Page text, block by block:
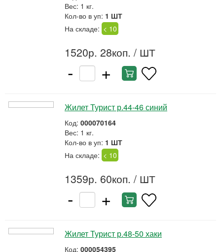
Вес: 1 кг.
Кол-во в уп: 1 ШТ
На складе: < 10
1520р. 28коп. / ШТ
- +
Жилет Турист р.44-46 синий
Код: 000070164
Вес: 1 кг.
Кол-во в уп: 1 ШТ
На складе: < 10
1359р. 60коп. / ШТ
- +
Жилет Турист р.48-50 хаки
Код: 000054395